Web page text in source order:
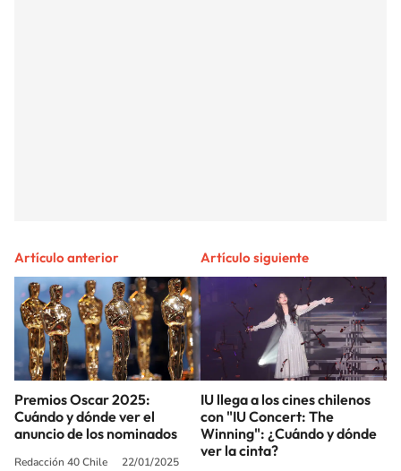
Artículo anterior
Premios Oscar 2025:
Cuándo y dónde ver el
anuncio de los nominados
Redacción 40 Chile 22/01/2025
Artículo siguiente
IU llega a los cines chilenos
con "IU Concert: The
Winning": ¿Cuándo y dónde
ver la cinta?